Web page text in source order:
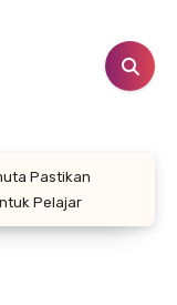
Pastikan
Pelajar